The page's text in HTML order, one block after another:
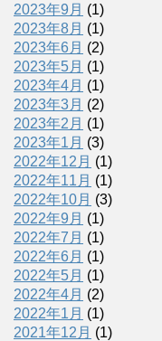
2023年9月 (1)
2023年8月 (1)
2023年6月 (2)
2023年5月 (1)
2023年4月 (1)
2023年3月 (2)
2023年2月 (1)
2023年1月 (3)
2022年12月 (1)
2022年11月 (1)
2022年10月 (3)
2022年9月 (1)
2022年7月 (1)
2022年6月 (1)
2022年5月 (1)
2022年4月 (2)
2022年1月 (1)
2021年12月 (1)